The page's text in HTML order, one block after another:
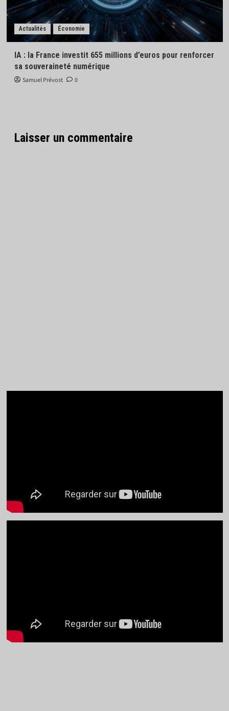
Actualités Économie
IA : la France investit 655 millions d’euros pour renforcer
sa souveraineté numérique
Samuel Prévost 0
Laisser un commentaire